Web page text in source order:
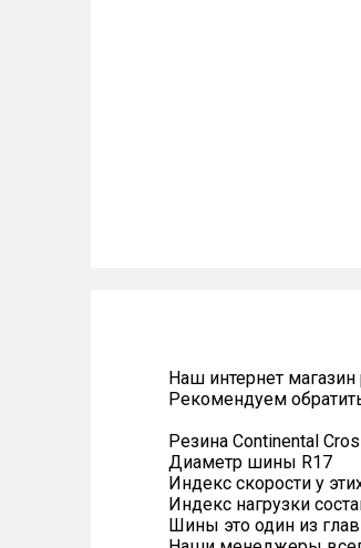
Наш интернет
Рекомендуем
Резина Continental
Диаметр шины R17
Индекс скорости у
Индекс нагрузки
Шины это один из